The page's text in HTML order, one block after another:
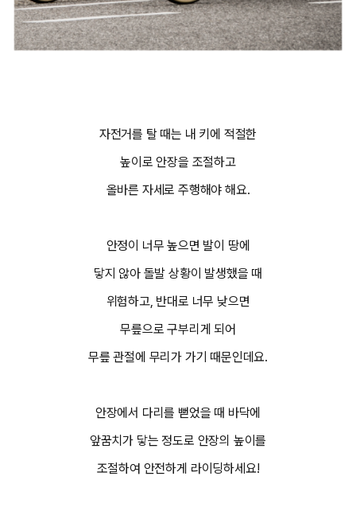
자전거를 탈 때는 내 키에 적절한
높이로 안장을 조절하고
올바른 자세로 주행해야 해요.
안정이 너무 높으면 발이 땅에
닿지 않아 돌발 상황이 발생했을 때
위험하고, 반대로 너무 낮으면
무릎으로 구부리게 되어
무릎 관절에 무리가 가기 때문인데요.
안장에서 다리를 뻗었을 때 바닥에
앞꿈치가 닿는 정도로 안장의 높이를
조절하여 안전하게 라이딩하세요!